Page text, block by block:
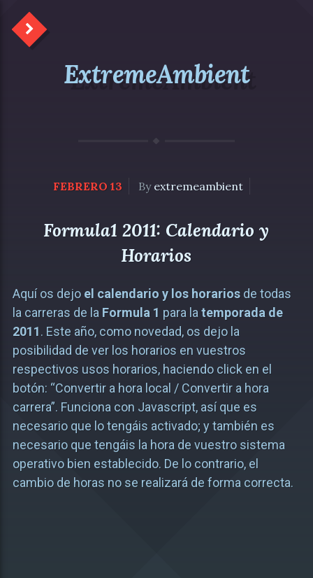
ExtremeAmbient
FEBRERO 13 By extremeambient
Formula1 2011: Calendario y
Horarios
Aquí os dejo el calendario y los horariosde todas
la carreras de la Formula 1 para la temporada de
2011. Este año, como novedad, os dejo la
posibilidad de ver los horarios en vuestros
respectivos usos horarios, haciendo click en el
botón: “Convertir a hora local / Convertir a hora
carrera”. Funciona con Javascript, así que es
necesario que lo tengáis activado; y también es
necesario que tengáis la hora de vuestro sistema
operativo bien establecido. De lo contrario, el
cambio de horas no se realizará de forma correcta.